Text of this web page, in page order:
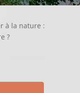
à la nature :
?